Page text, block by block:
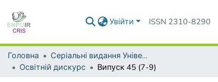
Увійти ISSN 2310-8290
Головна
Серіальні видання Університету
Освітній дискурс
Випуск 45 (7-9)